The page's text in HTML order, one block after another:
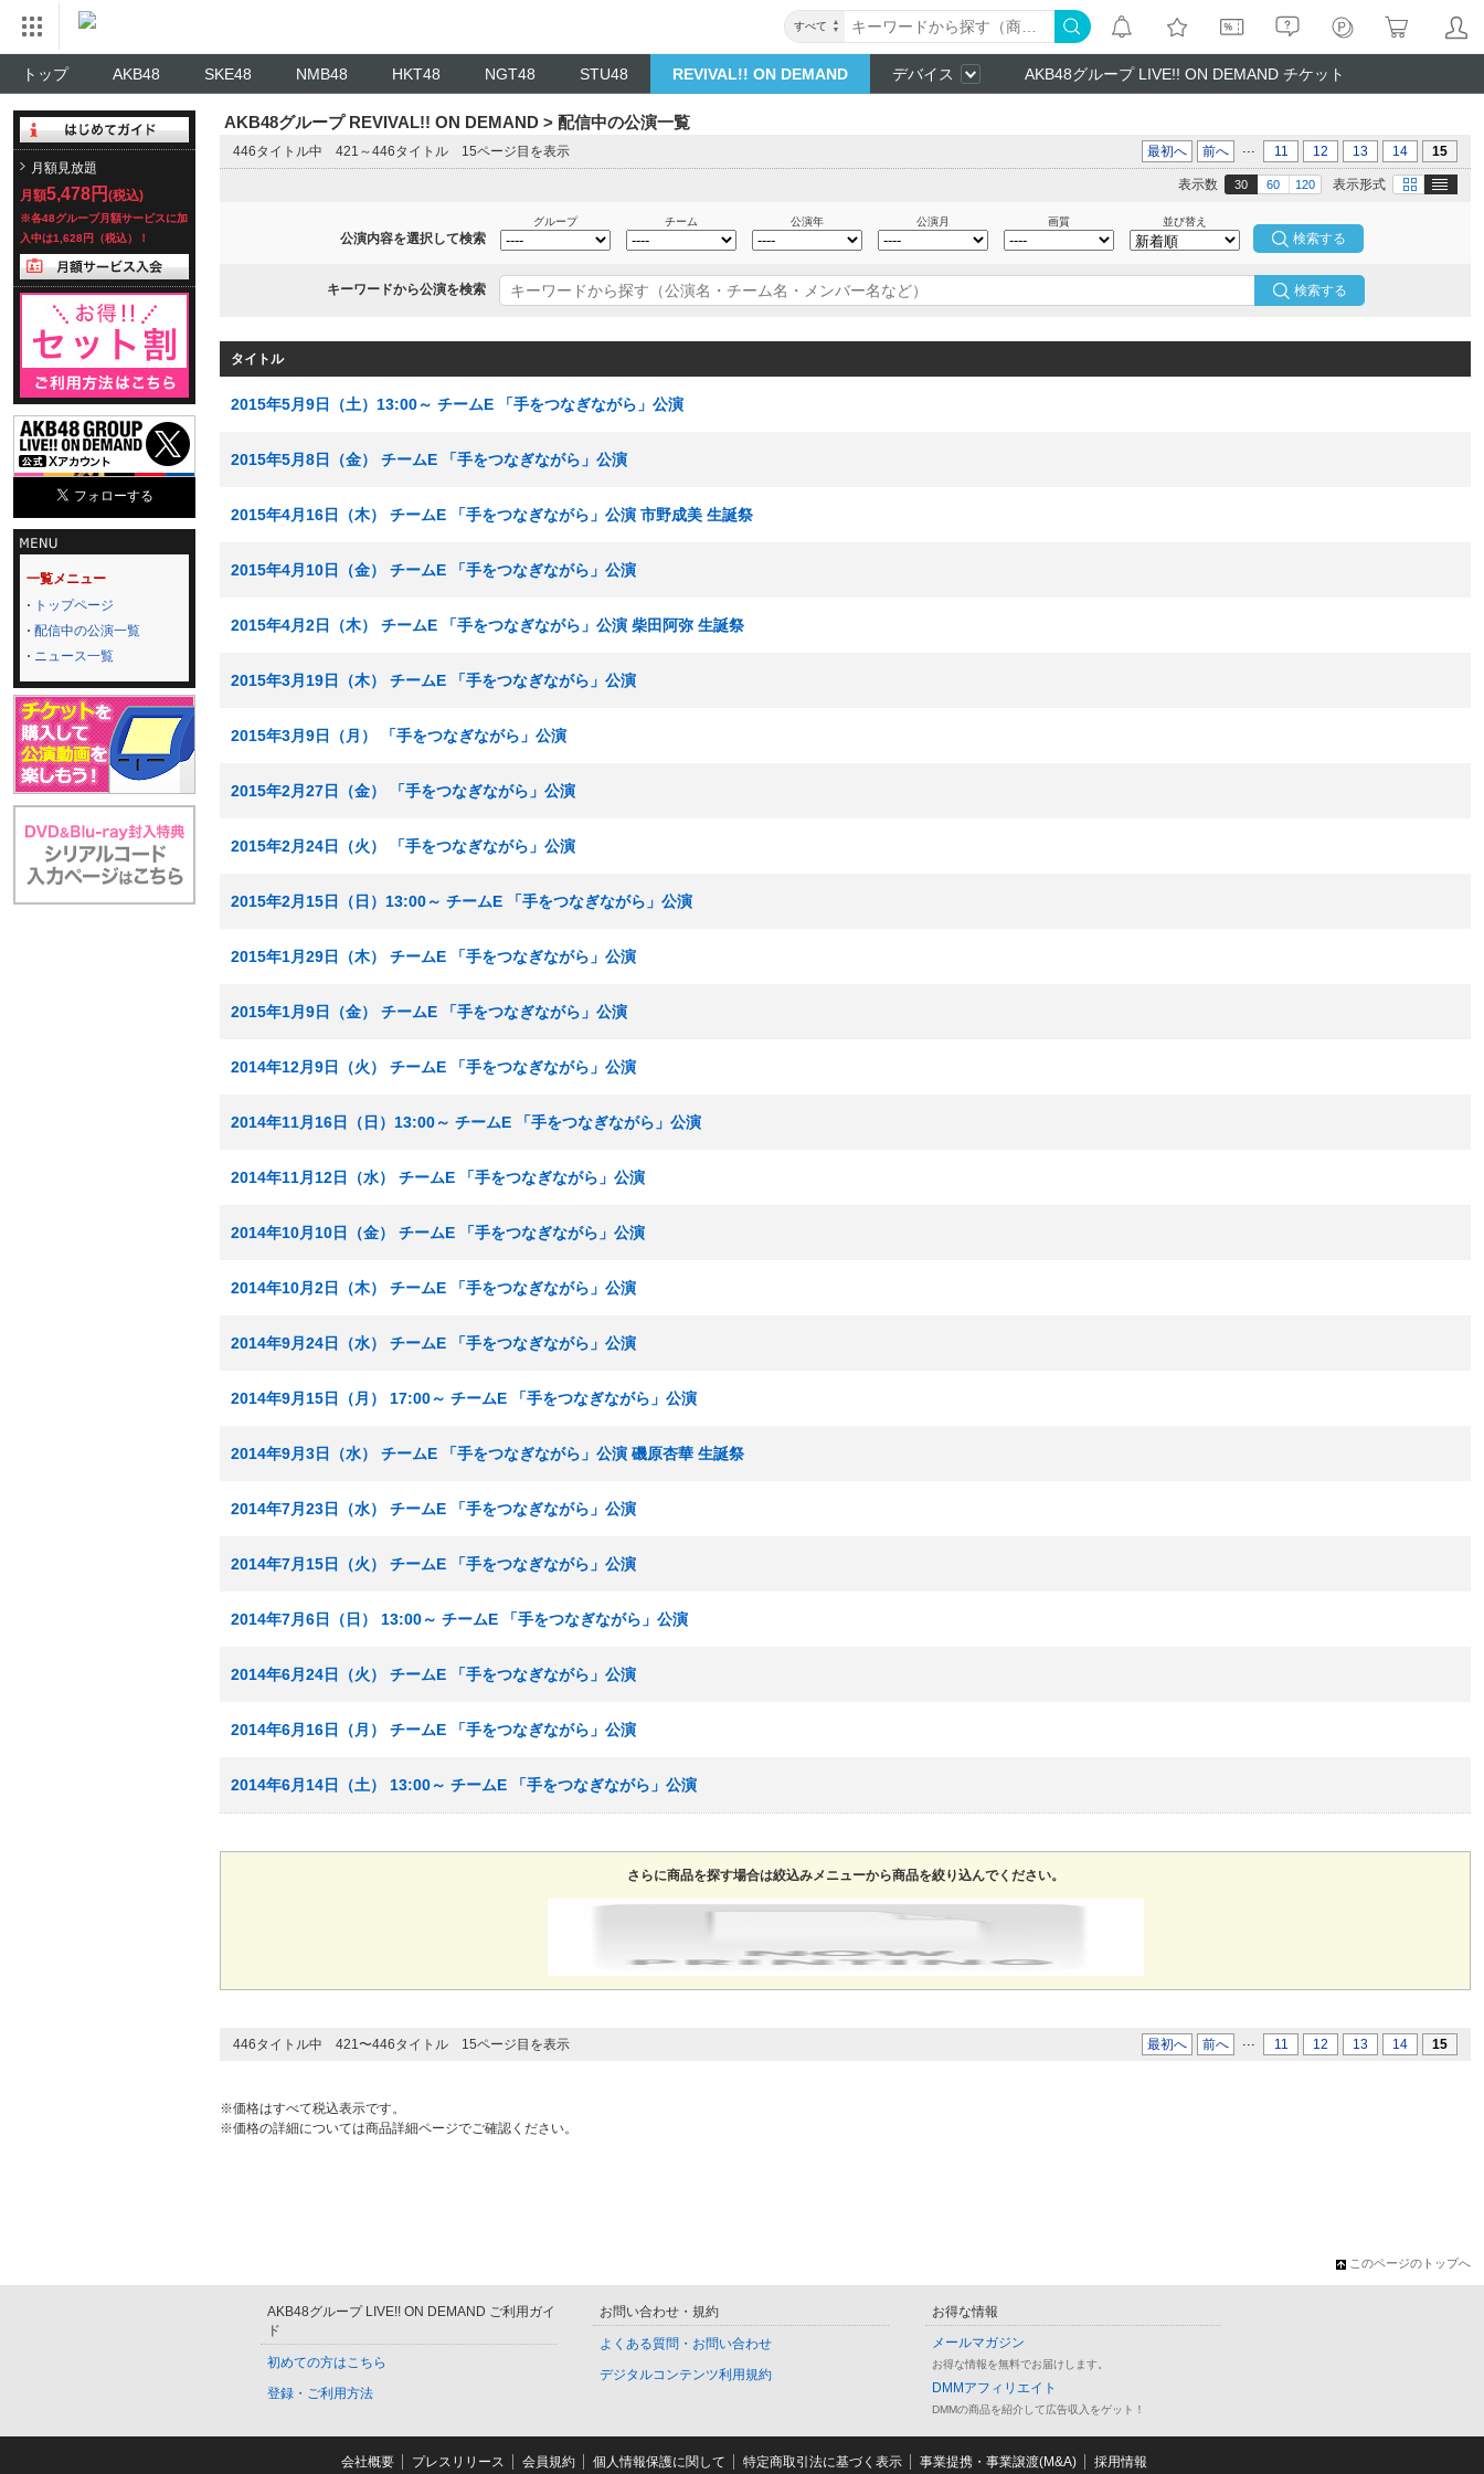
すべて
トップ AKB48 SKE48 NMB48 HKT48 NGT48 STU48 REVIVAL!! ON DEMAND デバイス AKB48グループ LIVE!! ON DEMAND チケット
月額見放題
月額5,478円 (税込)
※各48グループ月額サービスに加
入中は1,628円（税込）！
一覧メニュー
トップページ
配信中の公演一覧
ニュース一覧
AKB48グループ REVIVAL!! ON DEMAND > 配信中の公演一覧
446タイトル中 421～446タイトル 15ページ目を表示 最初へ 前へ ... 11 12 13 14 15
表示形式 画像
表示数 30 60 120
公演内容を選択して検索
グループ チーム 公演年 公演月 画質 並び替え
キーワードから公演を検索 検索する
タイトル
2015年5月9日（土）13:00～ チームE 「手をつなぎながら」公演
2015年5月8日（金） チームE 「手をつなぎながら」公演
2015年4月16日（木） チームE 「手をつなぎながら」公演 市野成美 生誕祭
2015年4月10日（金） チームE 「手をつなぎながら」公演
2015年4月2日（木） チームE 「手をつなぎながら」公演 柴田阿弥 生誕祭
2015年3月19日（木） チームE 「手をつなぎながら」公演
2015年3月9日（月） 「手をつなぎながら」公演
2015年2月27日（金） 「手をつなぎながら」公演
2015年2月24日（火） 「手をつなぎながら」公演
2015年2月15日（日）13:00～ チームE 「手をつなぎながら」公演
2015年1月29日（木） チームE 「手をつなぎながら」公演
2015年1月9日（金） チームE 「手をつなぎながら」公演
2014年12月9日（火） チームE 「手をつなぎながら」公演
2014年11月16日（日）13:00～ チームE 「手をつなぎながら」公演
2014年11月12日（水） チームE 「手をつなぎながら」公演
2014年10月10日（金） チームE 「手をつなぎながら」公演
2014年10月2日（木） チームE 「手をつなぎながら」公演
2014年9月24日（水） チームE 「手をつなぎながら」公演
2014年9月15日（月） 17:00～ チームE 「手をつなぎながら」公演
2014年9月3日（水） チームE 「手をつなぎながら」公演 磯原杏華 生誕祭
2014年7月23日（水） チームE 「手をつなぎながら」公演
2014年7月15日（火） チームE 「手をつなぎながら」公演
2014年7月6日（日） 13:00～ チームE 「手をつなぎながら」公演
2014年6月24日（火） チームE 「手をつなぎながら」公演
2014年6月16日（月） チームE 「手をつなぎながら」公演
2014年6月14日（土） 13:00～ チームE 「手をつなぎながら」公演
さらに商品を探す場合は絞込みメニューから商品を絞り込んでください。
446タイトル中 421〜446タイトル 15ページ目を表示 最初へ 前へ ... 11 12 13 14 15
※価格はすべて税込表示です。
※価格の詳細については商品詳細ページでご確認ください。
このページのトップへ
AKB48グループ LIVE!! ON DEMAND ご利用ガイ
ド
初めての方はこちら
登録・ご利用方法
お問い合わせ・規約
よくある質問・お問い合わせ
デジタルコンテンツ利用規約
お得な情報
メールマガジン
お得な情報を無料でお届けします。
DMMアフィリエイト
DMMの商品を紹介して広告収入をゲット！
会社概要 プレスリリース 会員規約 個人情報保護に関して 特定商取引法に基づく表示 事業提携・事業譲渡(M&A) 採用情報